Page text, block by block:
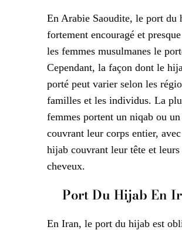
En Arabie Saoudite, le port du
fortement encouragé et
les femmes musulmanes le
Cependant, la façon dont le
porté peut varier selon les
familles et les individus. La
femmes portent un niqab ou un
couvrant leur corps entier,
hijab couvrant leur tête et leurs
cheveux.
Port Du Hijab En
En Iran, le port du hijab est